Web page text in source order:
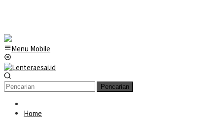
Menu Mobile
Pencarian
Home